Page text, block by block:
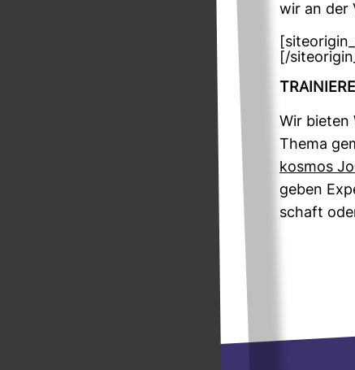
wir an der
[/
Wir bieten
Thema
kosmos
geben
schaft